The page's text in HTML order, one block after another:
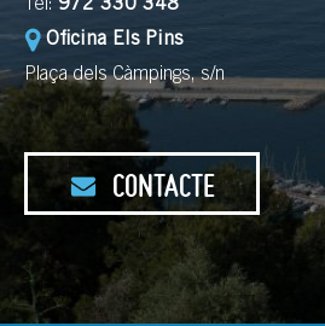
Tel: 972 330 348
Oficina Els Pins
Plaça dels Càmpings, s/n
CONTACTE